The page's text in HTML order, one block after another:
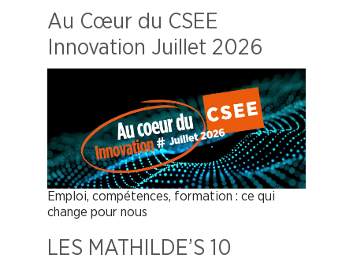
Au Cœur du CSEE
Innovation Juillet 2026
Emploi, compétences, formation : ce qui
change pour nous
LES MATHILDE’S 10